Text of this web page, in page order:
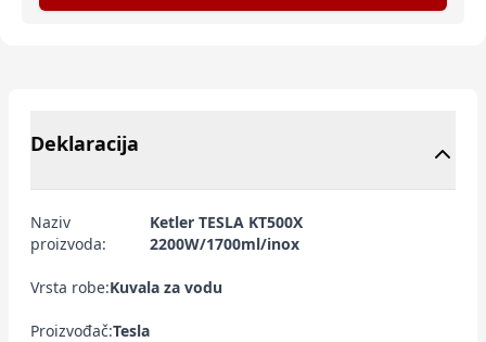
Deklaracija
Naziv
proizvoda:
Ketler TESLA KT500X
2200W/1700ml/inox
Vrsta robe:Kuvala za vodu
Proizvođač:Tesla